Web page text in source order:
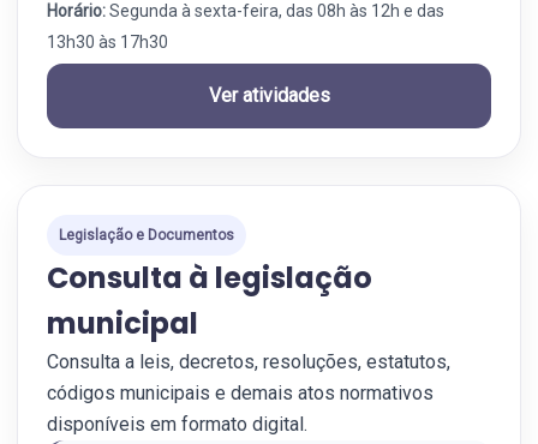
Horário:Segunda à sexta-feira, das 08h às 12h e das
13h30 às 17h30
Ver atividades
Legislação e Documentos
Consulta à legislação
municipal
Consulta a leis, decretos, resoluções, estatutos,
códigos municipais e demais atos normativos
disponíveis em formato digital.